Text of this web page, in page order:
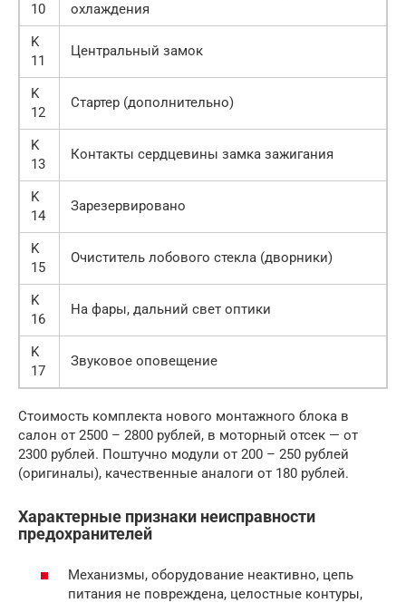
10
охлаждения
K
11
Центральный замок
K
12
Стартер (дополнительно)
K
13
Контакты сердцевины замка зажигания
K
14
Зарезервировано
K
15
Очиститель лобового стекла (дворники)
K
16
На фары, дальний свет оптики
K
17
Звуковое оповещение
Стоимость комплекта нового монтажного блока в
салон от 2500 – 2800 рублей, в моторный отсек — от
2300 рублей. Поштучно модули от 200 – 250 рублей
(оригиналы), качественные аналоги от 180 рублей.
Характерные признаки неисправности
предохранителей
Механизмы, оборудование неактивно, цепь
питания не повреждена, целостные контуры,